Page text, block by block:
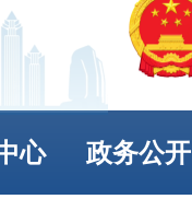
心 政务公开